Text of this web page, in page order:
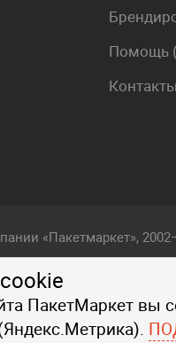
ПакетМаркет вы
Помощь
Контакты
«Пакетмаркет»,
стиль, контент,
являются объектом
контента, текста,